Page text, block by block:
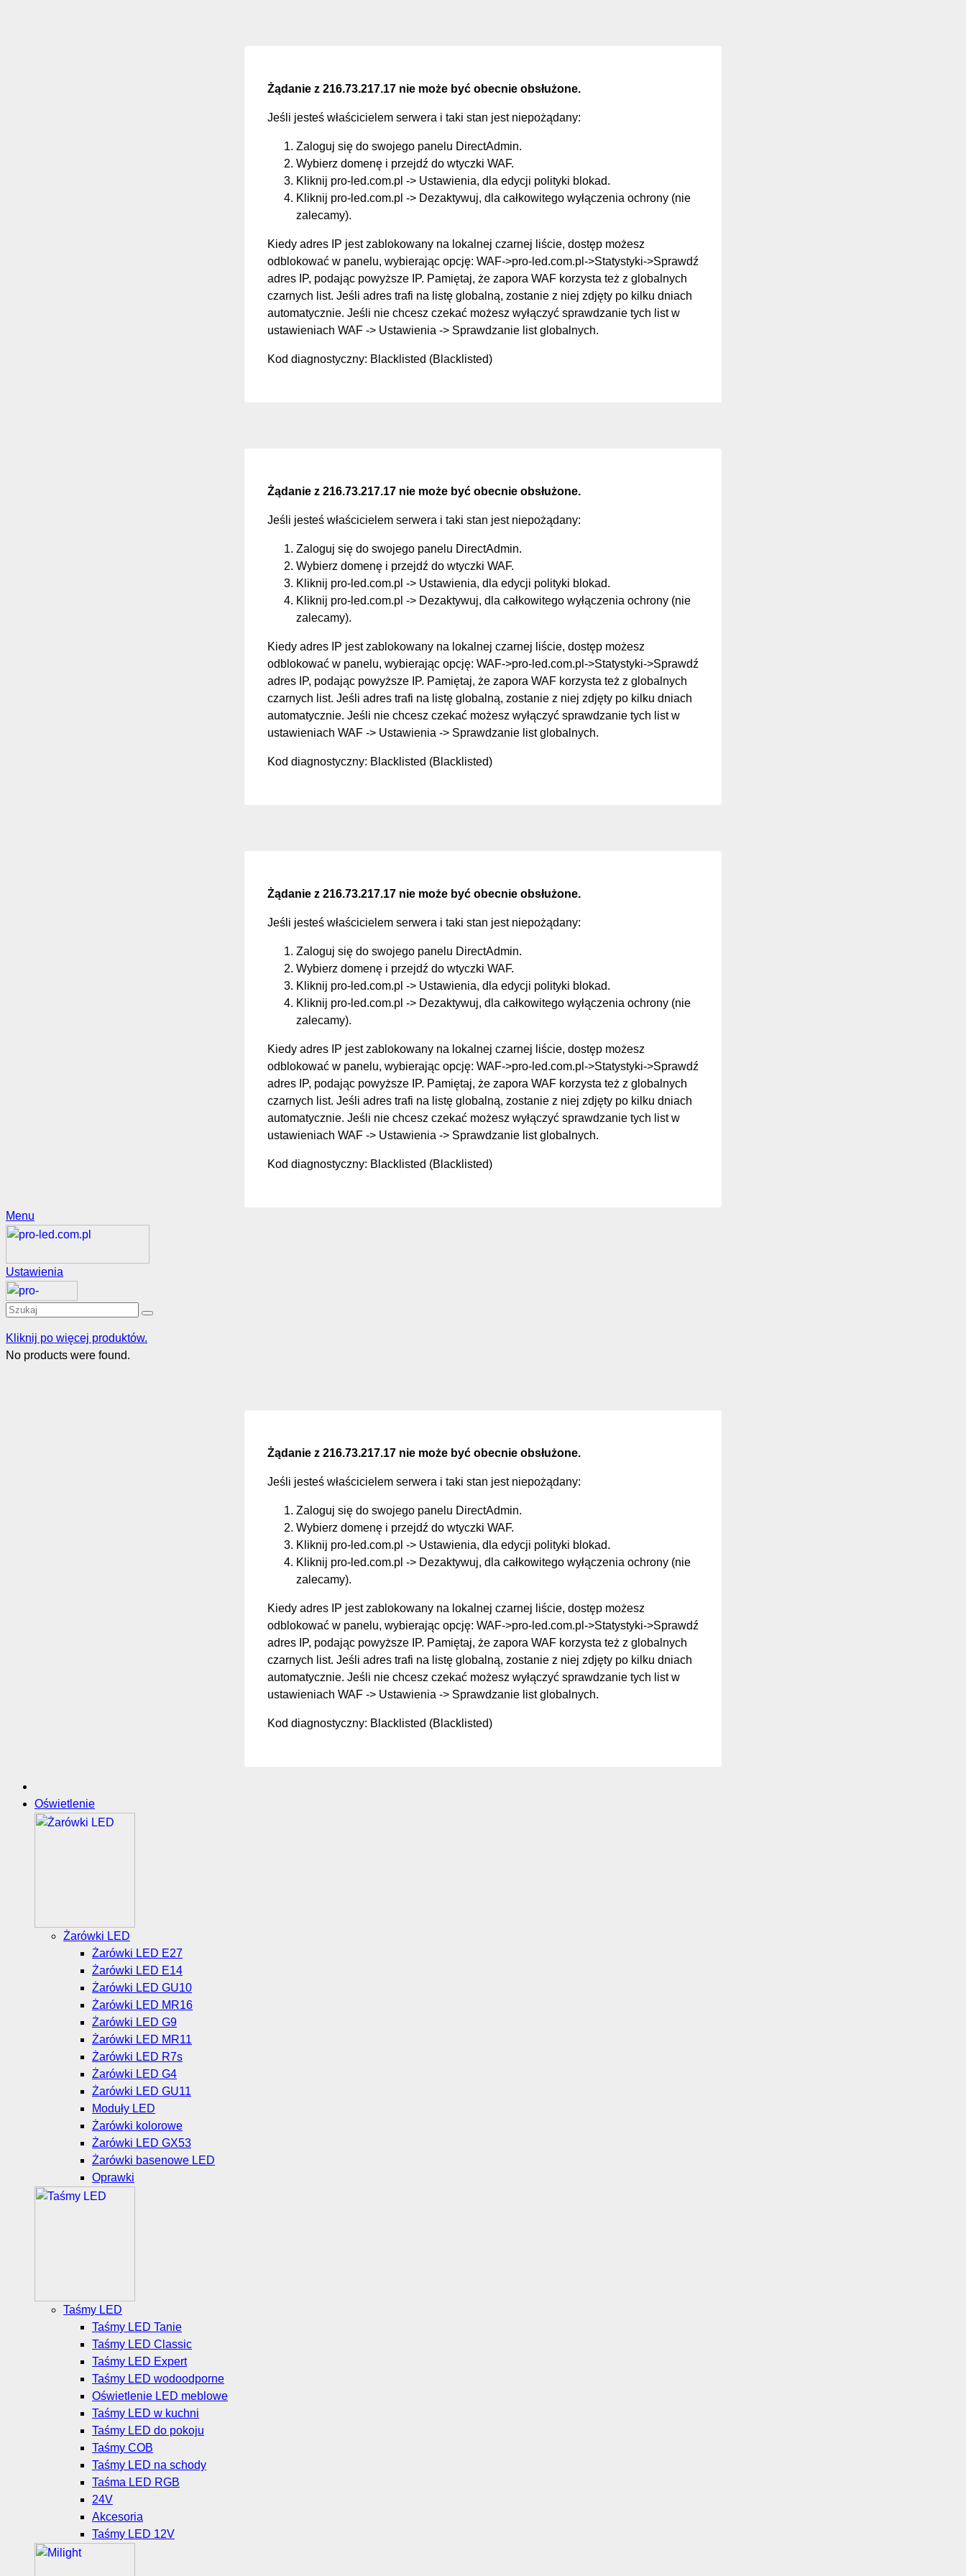
Żądanie z 216.73.217.17 nie może być obecnie obsłużone.
Jeśli jesteś właścicielem serwera i taki stan jest niepożądany:
Zaloguj się do swojego panelu DirectAdmin.
Wybierz domenę i przejdź do wtyczki WAF.
Kliknij pro-led.com.pl -> Ustawienia, dla edycji polityki blokad.
Kliknij pro-led.com.pl -> Dezaktywuj, dla całkowitego wyłączenia ochrony (nie
zalecamy).
Kiedy adres IP jest zablokowany na lokalnej czarnej liście, dostęp możesz
odblokować w panelu, wybierając opcję: WAF->pro-led.com.pl->Statystyki->Sprawdź
adres IP, podając powyższe IP. Pamiętaj, że zapora WAF korzysta też z globalnych
czarnych list. Jeśli adres trafi na listę globalną, zostanie z niej zdjęty po kilku dniach
automatycznie. Jeśli nie chcesz czekać możesz wyłączyć sprawdzanie tych list w
ustawieniach WAF -> Ustawienia -> Sprawdzanie list globalnych.
Kod diagnostyczny: Blacklisted (Blacklisted)
Żądanie z 216.73.217.17 nie może być obecnie obsłużone.
Jeśli jesteś właścicielem serwera i taki stan jest niepożądany:
Zaloguj się do swojego panelu DirectAdmin.
Wybierz domenę i przejdź do wtyczki WAF.
Kliknij pro-led.com.pl -> Ustawienia, dla edycji polityki blokad.
Kliknij pro-led.com.pl -> Dezaktywuj, dla całkowitego wyłączenia ochrony (nie
zalecamy).
Kiedy adres IP jest zablokowany na lokalnej czarnej liście, dostęp możesz
odblokować w panelu, wybierając opcję: WAF->pro-led.com.pl->Statystyki->Sprawdź
adres IP, podając powyższe IP. Pamiętaj, że zapora WAF korzysta też z globalnych
czarnych list. Jeśli adres trafi na listę globalną, zostanie z niej zdjęty po kilku dniach
automatycznie. Jeśli nie chcesz czekać możesz wyłączyć sprawdzanie tych list w
ustawieniach WAF -> Ustawienia -> Sprawdzanie list globalnych.
Kod diagnostyczny: Blacklisted (Blacklisted)
Żądanie z 216.73.217.17 nie może być obecnie obsłużone.
Jeśli jesteś właścicielem serwera i taki stan jest niepożądany:
Zaloguj się do swojego panelu DirectAdmin.
Wybierz domenę i przejdź do wtyczki WAF.
Kliknij pro-led.com.pl -> Ustawienia, dla edycji polityki blokad.
Kliknij pro-led.com.pl -> Dezaktywuj, dla całkowitego wyłączenia ochrony (nie
zalecamy).
Kiedy adres IP jest zablokowany na lokalnej czarnej liście, dostęp możesz
odblokować w panelu, wybierając opcję: WAF->pro-led.com.pl->Statystyki->Sprawdź
adres IP, podając powyższe IP. Pamiętaj, że zapora WAF korzysta też z globalnych
czarnych list. Jeśli adres trafi na listę globalną, zostanie z niej zdjęty po kilku dniach
automatycznie. Jeśli nie chcesz czekać możesz wyłączyć sprawdzanie tych list w
ustawieniach WAF -> Ustawienia -> Sprawdzanie list globalnych.
Kod diagnostyczny: Blacklisted (Blacklisted)
Menu
Ustawienia
Kliknij po więcej produktów.
No products were found.
Żądanie z 216.73.217.17 nie może być obecnie obsłużone.
Jeśli jesteś właścicielem serwera i taki stan jest niepożądany:
Zaloguj się do swojego panelu DirectAdmin.
Wybierz domenę i przejdź do wtyczki WAF.
Kliknij pro-led.com.pl -> Ustawienia, dla edycji polityki blokad.
Kliknij pro-led.com.pl -> Dezaktywuj, dla całkowitego wyłączenia ochrony (nie
zalecamy).
Kiedy adres IP jest zablokowany na lokalnej czarnej liście, dostęp możesz
odblokować w panelu, wybierając opcję: WAF->pro-led.com.pl->Statystyki->Sprawdź
adres IP, podając powyższe IP. Pamiętaj, że zapora WAF korzysta też z globalnych
czarnych list. Jeśli adres trafi na listę globalną, zostanie z niej zdjęty po kilku dniach
automatycznie. Jeśli nie chcesz czekać możesz wyłączyć sprawdzanie tych list w
ustawieniach WAF -> Ustawienia -> Sprawdzanie list globalnych.
Kod diagnostyczny: Blacklisted (Blacklisted)
Oświetlenie
Żarówki LED
Żarówki LED E27
Żarówki LED E14
Żarówki LED GU10
Żarówki LED MR16
Żarówki LED G9
Żarówki LED MR11
Żarówki LED R7s
Żarówki LED G4
Żarówki LED GU11
Moduły LED
Żarówki kolorowe
Żarówki LED GX53
Żarówki basenowe LED
Oprawki
Taśmy LED
Taśmy LED Tanie
Taśmy LED Classic
Taśmy LED Expert
Taśmy LED wodoodporne
Oświetlenie LED meblowe
Taśmy LED w kuchni
Taśmy LED do pokoju
Taśmy COB
Taśmy LED na schody
Taśma LED RGB
24V
Akcesoria
Taśmy LED 12V